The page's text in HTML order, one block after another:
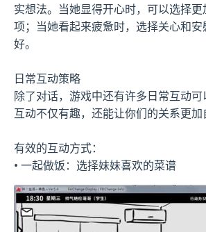
实想法。当她显得开心时，可以选择
项；当她看起来疲惫时，选择关心和
好。
日常互动策略
除了对话，游戏中还有许多日常互动
互动不仅有趣，还能让你们的关系更加
有效的互动方式：
• 一起做饭：选择妹妹喜欢的菜谱